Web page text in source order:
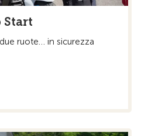
Start
ruote… in sicurezza